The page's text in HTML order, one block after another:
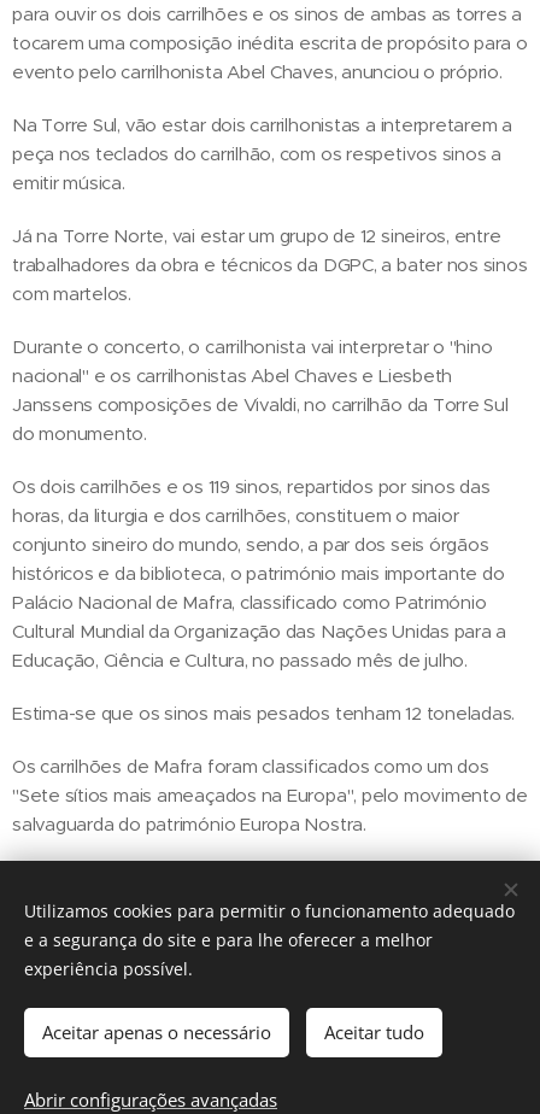
para ouvir os dois carrilhões e os sinos de ambas as torres a
tocarem uma composição inédita escrita de propósito para o
evento pelo carrilhonista Abel Chaves, anunciou o próprio.
Na Torre Sul, vão estar dois carrilhonistas a interpretarem a
peça nos teclados do carrilhão, com os respetivos sinos a
emitir música.
Já na Torre Norte, vai estar um grupo de 12 sineiros, entre
trabalhadores da obra e técnicos da DGPC, a bater nos sinos
com martelos.
Durante o concerto, o carrilhonista vai interpretar o "hino
nacional" e os carrilhonistas Abel Chaves e Liesbeth
Janssens composições de Vivaldi, no carrilhão da Torre Sul
do monumento.
Os dois carrilhões e os 119 sinos, repartidos por sinos das
horas, da liturgia e dos carrilhões, constituem o maior
conjunto sineiro do mundo, sendo, a par dos seis órgãos
históricos e da biblioteca, o património mais importante do
Palácio Nacional de Mafra, classificado como Património
Cultural Mundial da Organização das Nações Unidas para a
Educação, Ciência e Cultura, no passado mês de julho.
Estima-se que os sinos mais pesados tenham 12 toneladas.
Os carrilhões de Mafra foram classificados como um dos
"Sete sítios mais ameaçados na Europa", pelo movimento de
salvaguarda do património Europa Nostra.
Share
Cookies
Utilizamos cookies para permitir o funcionamento adequado
e a segurança do site e para lhe oferecer a melhor
experiência possível.
Aceitar apenas o necessário Aceitar tudo
Abrir configurações avançadas